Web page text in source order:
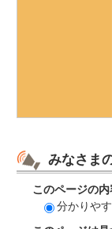
みなさま
このページの内
分かりや